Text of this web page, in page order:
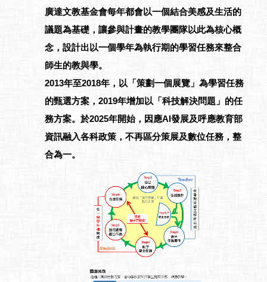
廣達文教基金會每年都會以一個結合美感及生活的
議題為基礎，讓參與計畫的教學團隊以此為核心概
念，設計出以一個學年為執行期的學習任務來整合
師生的教與學。
2013年至2018年，以「策劃一個展覽」為學習任務
的甄選方案，2019年增加以「科技解決問題」的任
務方案。於2025年開始，因應AI發展及呼應教育部
資訊融入各科政策，不再區分策展及數位任務，整
合為一。